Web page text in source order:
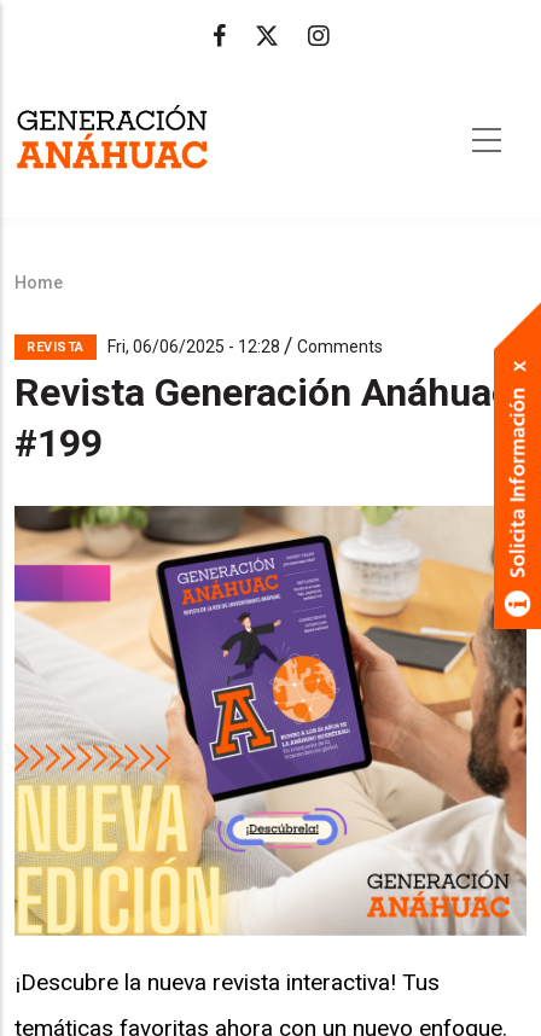
main
content
Breadcrumb
Home
REVISTA Fri, 06/06/2025 - 12:28 / Comments
Revista Generación Anáhuac
#199
¡Descubre la nueva revista interactiva! Tus
temáticas favoritas ahora con un nuevo enfoque.